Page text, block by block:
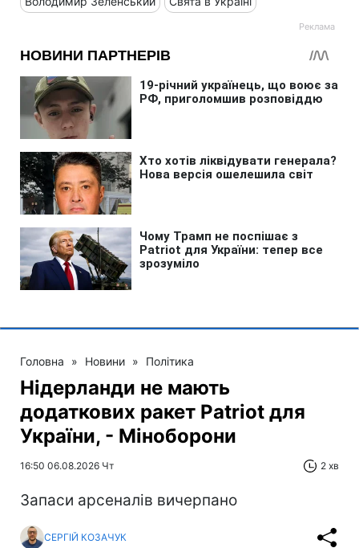
Головна » Новини » Політика
Нідерланди не мають
додаткових ракет Patriot для
України, - Міноборони
16:50 06.08.2026 Чт 2 хв
Запаси арсеналів вичерпано
СЕРГІЙ КОЗАЧУК